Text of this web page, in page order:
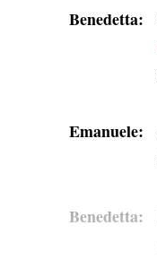
Benedetta:
Emanuele:
Benedetta: